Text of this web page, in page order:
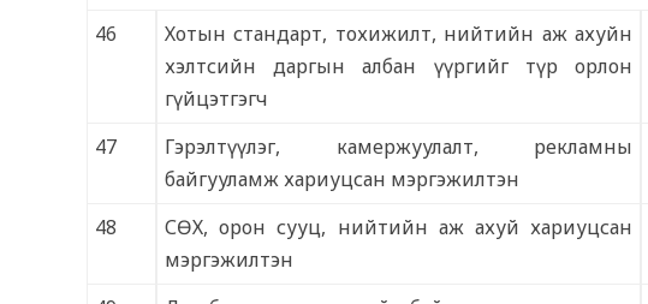
46
Хотын стандарт, тохижилт, нийтийн аж ахуйн
хэлтсийн даргын албан үүргийг түр орлон
гүйцэтгэгч
47
Гэрэлтүүлэг, камержуулалт, рекламны
байгууламж хариуцсан мэргэжилтэн
48
СӨХ, орон сууц, нийтийн аж ахуй хариуцсан
мэргэжилтэн